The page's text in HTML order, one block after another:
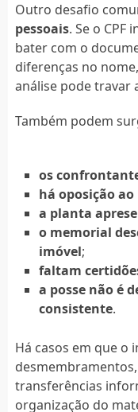
Outro desafio
pessoais. Se o
bater com o
diferenças no
análise pode travar
Também podem
os
há oposição
a planta
o memorial
imóvel;
faltam
a posse não é
consistente.
Há casos em que o
transferências
organização do